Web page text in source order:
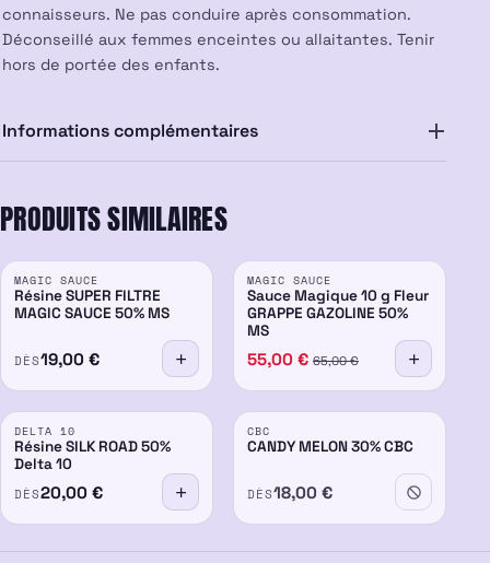
connaisseurs. Ne pas conduire après consommation.
Déconseillé aux femmes enceintes ou allaitantes. Tenir
hors de portée des enfants.
Informations complémentaires
PRODUITS SIMILAIRES
50%
MAGIC SAUCE
Résine SUPER FILTRE
MAGIC SAUCE 50% MS
DÈS19,00€
50%
MAGIC SAUCE
Sauce Magique 10 g Fleur
GRAPPE GAZOLINE 50%
MS
55,00 € 65,00€
50%
DELTA 10
Résine SILK ROAD 50%
Delta 10
DÈS20,00€
30%
ÉPUISÉ
CBC
CANDY MELON 30% CBC
DÈS18,00€